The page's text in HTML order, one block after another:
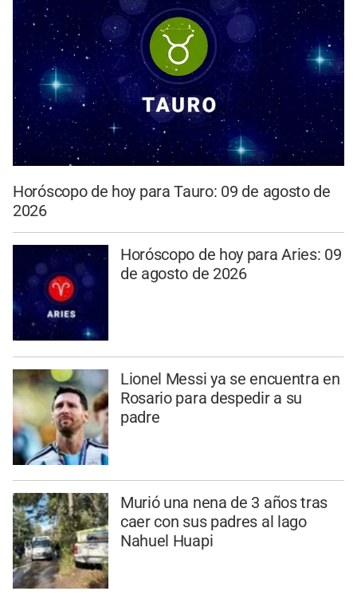
Horóscopo de hoy para Tauro: 09 de agosto de
2026
Horóscopo de hoy para Aries: 09
de agosto de 2026
Lionel Messi ya se encuentra en
Rosario para despedir a su
padre
Murió una nena de 3 años tras
caer con sus padres al lago
Nahuel Huapi